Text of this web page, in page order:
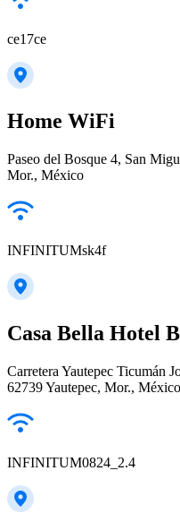
ce17ce
Home WiFi
Paseo del Bosque 4, San
Mor., México
INFINITUMsk4f
Casa Bella Hotel
Carretera Yautepec Ticumán
62739 Yautepec, Mor., México
INFINITUM0824_2.4